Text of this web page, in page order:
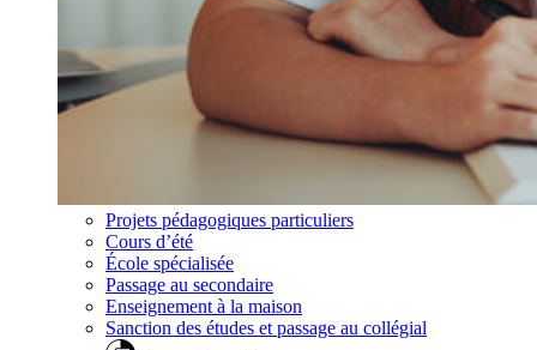
Projets pédagogiques particuliers
Cours d’été
École spécialisée
Passage au secondaire
Enseignement à la maison
Sanction des études et passage au collégial